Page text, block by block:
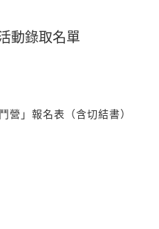
動錄取名單
營」報名表（含切結書）